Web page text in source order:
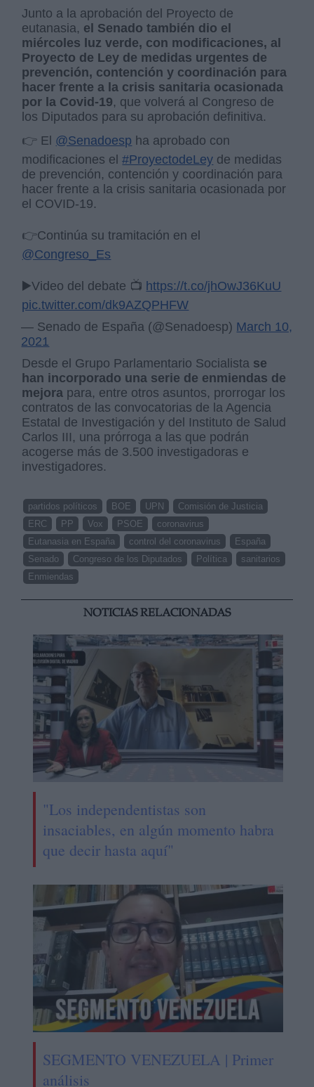
Junto a la aprobación del Proyecto de
eutanasia, el Senado también dio el
miércoles luz verde, con modificaciones, al
Proyecto de Ley de medidas urgentes de
prevención, contención y coordinación para
hacer frente a la crisis sanitaria ocasionada
por la Covid-19, que volverá al Congreso de
los Diputados para su aprobación definitiva.
👉 El @Senadoesp ha aprobado con
modificaciones el#ProyectodeLey de medidas
de prevención, contención y coordinación para
hacer frente a la crisis sanitaria ocasionada por
el COVID-19.
👉Continúa su tramitación en el
@Congreso_Es
▶️Video del debate 📺 https://t.co/jhOwJ36KuU
pic.twitter.com/dk9AZQPHFW
— Senado de España (@Senadoesp) March 10,
2021
Desde el Grupo Parlamentario Socialista se
han incorporado una serie de enmiendas de
mejora para, entre otros asuntos, prorrogar los
contratos de las convocatorias de la Agencia
Estatal de Investigación y del Instituto de Salud
Carlos III, una prórroga a las que podrán
acogerse más de 3.500 investigadoras e
investigadores.
partidos políticos BOE UPN
Comisión de Justicia
ERC
PP Vox PSOE
coronavirus
Eutanasia en España
control del coronavirus
España
Senado
Congreso de los Diputados Política
sanitarios
Enmiendas
NOTICIAS RELACIONADAS
"Los independentistas son
insaciables, en algún momento habra
que decir hasta aquí"
SEGMENTO VENEZUELA | Primer
análisis